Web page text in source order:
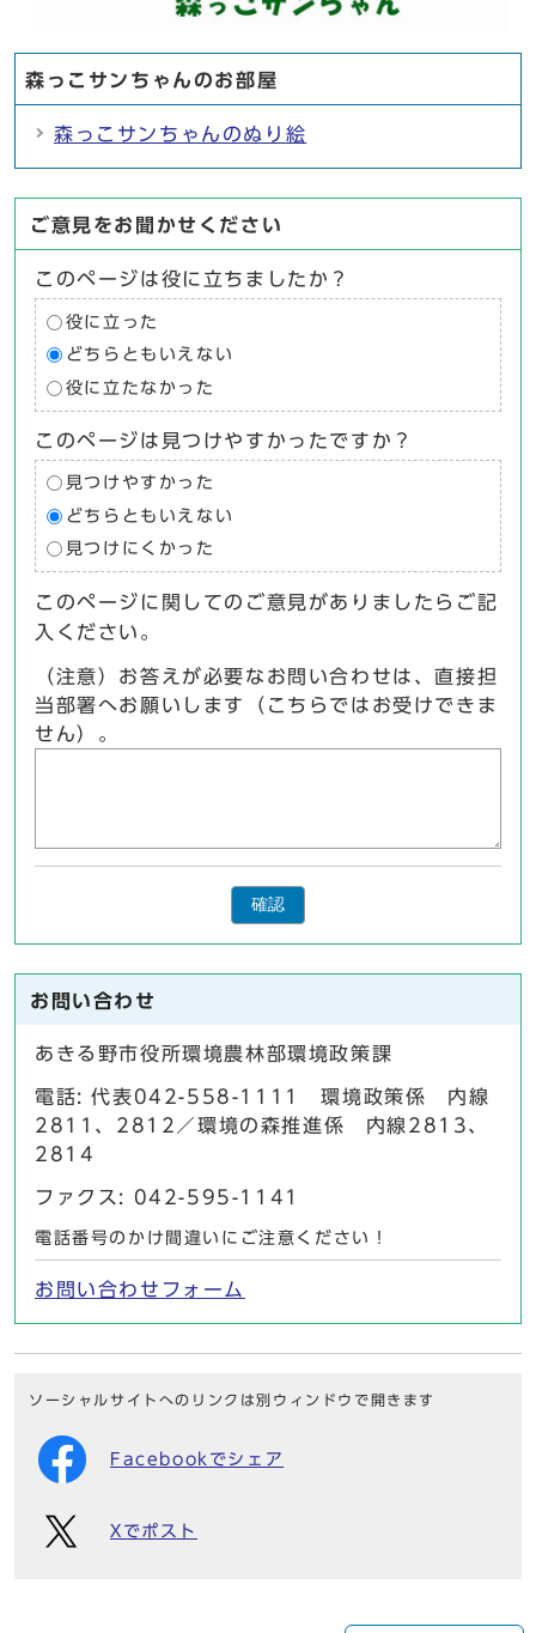
森っこサンちゃんのお部屋
森っこサンちゃんのぬり絵
ご意見をお聞かせください
このページは役に立ちましたか？
役に立った
どちらともいえない
役に立たなかった
このページは見つけやすかったですか？
見つけやすかった
どちらともいえない
見つけにくかった
このページに関してのご意見がありましたらご記
入ください。
（注意）お答えが必要なお問い合わせは、直接担
当部署へお願いします（こちらではお受けできま
せん）。
確認
お問い合わせ
あきる野市役所環境農林部環境政策課
電話: 代表042-558-1111 環境政策係 内線
2811、2812／環境の森推進係 内線2813、
2814
ファクス: 042-595-1141
電話番号のかけ間違いにご注意ください！
お問い合わせフォーム
ソーシャルサイトへのリンクは別ウィンドウで開きます
Facebookでシェア
Xでポスト